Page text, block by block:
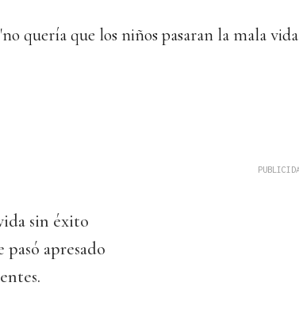
quería que los niños pasaran la mala vida
sin éxito
pasó apresado